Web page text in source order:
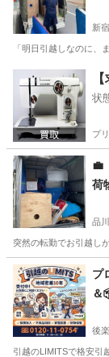
新
「明日引越しなのに
東京 新宿区
状
プ
💼
荷
品
突然の転勤でお引越
東京 品川区
プ
＆
後
引越のLIMITSで格安引